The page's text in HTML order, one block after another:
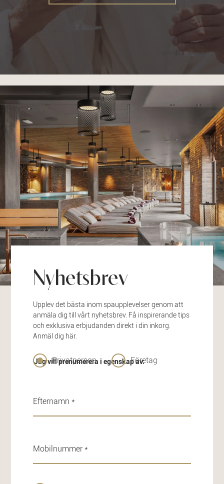
Nyhetsbrev
Upplev det bästa inom spaupplevelser genom att
anmäla dig till vårt nyhetsbrev. Få inspirerande tips
och exklusiva erbjudanden direkt i din inkorg.
Anmäl dig här.
Jag vill prenumerera i egenskap av:
Privatperson Företag